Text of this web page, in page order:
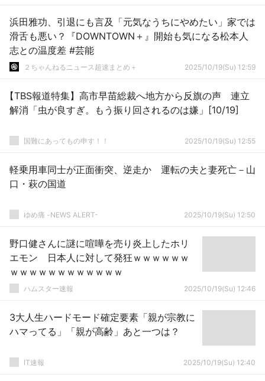
浜田雅功、引退にも言及「元気なうちにやめたい」家では
滑舌も悪い？『DOWNTOWN＋』開始も気になる松本人
志との温度差 #芸能
２ちゃんねるニュース超速まとめ＋ 2025/10/19(Su) 12:59
【TBS報道特集】高市早苗総裁へ地方から反旗の声 連立
解消「虫が良すぎ。もう振り回されるのは嫌」[10/19]
国難にあってもの申す！！ 2025/10/19(Su) 12:55
軽乗用車同士が正面衝突、逆走か 運転の夫と妻死亡－山
口・萩の国道
ゆめ痛 -NEWS ALERT- 2025/10/19(Su) 12:50
野口健さんに謎に喧嘩を売り炎上したホリ
エモン 日本人に対して発狂ｗｗｗｗｗｗ
ｗｗｗｗｗｗｗｗｗｗｗｗ
ハムスター速報 2025/10/19(Su) 12:46
3大人生ハードモード確定要素「親が宗教に
ハマってる」「親が高齢」あと一つは？
IT速報 2025/10/19(Su) 12:40